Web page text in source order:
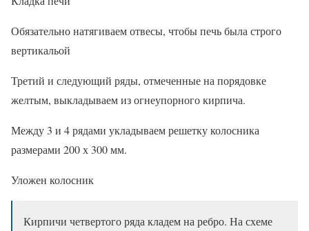
Обязательно натягиваем отвесы, чтобы печь была строго
вертикальой
Третий и следующий ряды, отмеченные на порядовке
желтым, выкладываем из огнеупорного кирпича.
Между 3 и 4 рядами укладываем решетку колосника
размерами 200 х 300 мм.
Уложен колосник
Кирпичи четвертого ряда кладем на ребро. На схеме